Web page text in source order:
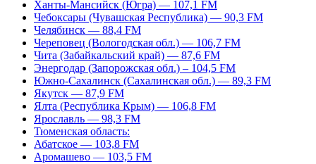
Ханты-Мансийск (Югра) — 107,1 FM
Чебоксары (Чувашская Республика) — 90,3 FM
Челябинск — 88,4 FM
Череповец (Вологодская обл.) — 106,7 FM
Чита (Забайкальский край) — 87,6 FM
Энергодар (Запорожская обл.) – 104,5 FM
Южно-Сахалинск (Сахалинская обл.) — 89,3 FM
Якутск — 87,9 FM
Ялта (Республика Крым) — 106,8 FM
Ярославль — 98,3 FM
Тюменская область:
Абатское — 103,8 FM
Аромашево — 103,5 FM